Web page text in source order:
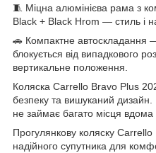
🧵 Міцна алюмінієва рама з
Black + Black Hrom — стиль і
🚗 Компактне автоскладання
блокується від випадкового
вертикальне положення.
Коляска Carrello Bravo Plus
безпеку та вишуканий дизайн.
не займає багато місця вдома
Прогулянкову коляску
надійного супутника для